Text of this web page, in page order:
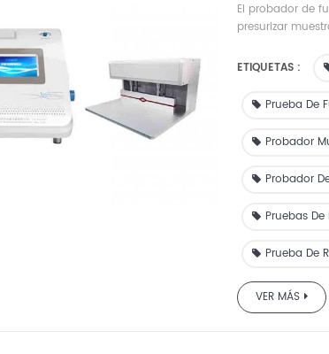
El probador de
presurizar
y
integral la
una amplia
las normas
y servicios
ETIQUETAS :
Prueba De
Probador
Probador
Pruebas
Prueba De
VER MÁS